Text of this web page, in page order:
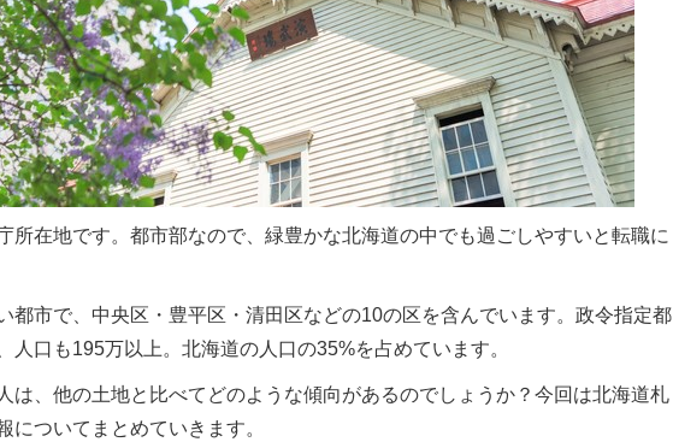
所在地です。都市部なので、緑豊かな北海道の中でも過ごしやすいと転職に
都市で、中央区・豊平区・清田区などの10の区を含んでいます。政令指定都
人口も195万以上。北海道の人口の35%を占めています。
は、他の土地と比べてどのような傾向があるのでしょうか？今回は北海道札
についてまとめていきます。